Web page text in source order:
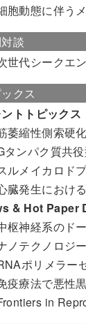
胞動態に伴う
談
世代シークエ
ックス
トトピックス
萎縮性側索硬
タンパク質共
ルメイカロド
臓発生におけ
& Hot Paper
枢神経系のド
ノテクノロジ
ポリメラー
疫療法で悪性
in